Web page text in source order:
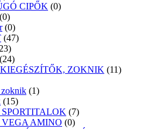
CIPŐK (0)
(0)
(0)
(47)
(24)
ZOKNIK (11)
zoknik (1)
(15)
(7)
VEGA AMINO (0)